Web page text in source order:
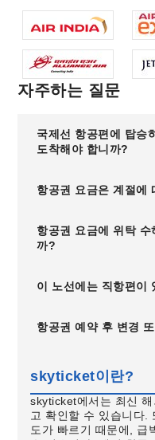
자주하는 질문
국제선 항공편에 탑승
도착해야 합니까?
항공권 요금은 계절에
항공권 요금에 위탁 수
까?
이 노선에는 직항편이
항공권 예약 후 변경
skyticket이란?
skyticket에서는 최신
고 확인할 수 있습니다.
도가 빠르기 때문에, 급